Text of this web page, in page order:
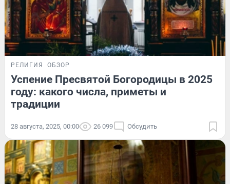
РЕЛИГИЯ ОБЗОР
Успение Пресвятой Богородицы в 2025
году: какого числа, приметы и
традиции
28 августа, 2025, 00:00 26 099 Обсудить